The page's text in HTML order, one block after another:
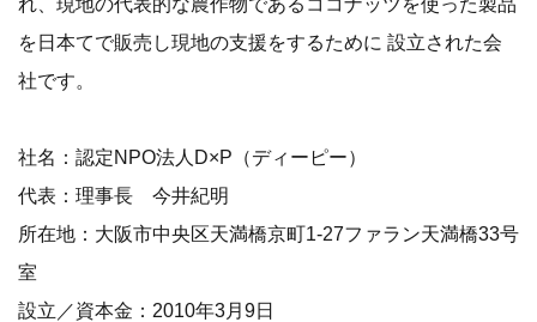
を日本てで販売し現地の支援をするために 設立された会
社です。
社名：認定NPO法人D×P（ディーピー）
代表：理事長 今井紀明
所在地：大阪市中央区天満橋京町1-27ファラン天満橋33号
室
設立／資本金：2010年3月9日